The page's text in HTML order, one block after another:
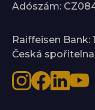
Adószám:
Raiffeisen Bank:
Česká